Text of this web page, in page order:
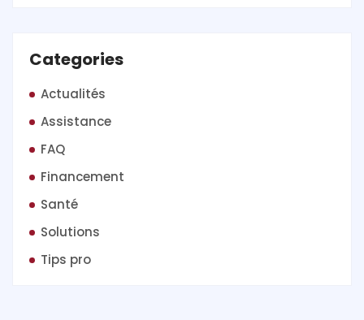
Categories
Actualités
Assistance
FAQ
Financement
Santé
Solutions
Tips pro